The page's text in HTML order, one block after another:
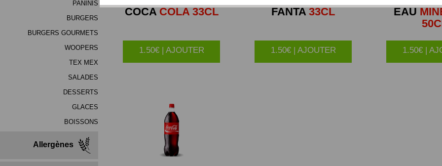
PANINIS
BURGERS
BURGERS GOURMETS
WOOPERS
TEX MEX
SALADES
DESSERTS
GLACES
BOISSONS
Allergènes
COCACOLA 33CL
1.50€ | AJOUTER
FANTA33CL
1.50€ | AJOUTER
EAU
1.50€ |